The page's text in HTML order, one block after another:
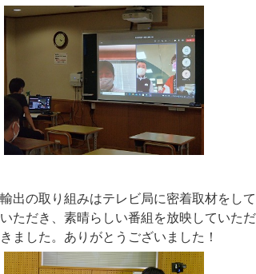
輸出の取り組みはテレビ局に密着取材をして
いただき、素晴らしい番組を放映していただ
きました。ありがとうございました！